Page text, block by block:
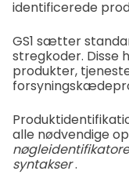
identificerede
GS1 sætter
stregkoder. Disse
produkter,
alle nødvendige
syntakser.